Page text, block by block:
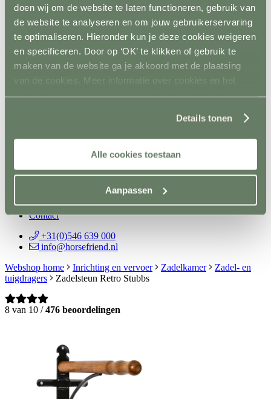
doen wij om de website te laten functioneren, gebruik van
de website te analyseren en om jouw gebruikerservaring
te optimaliseren. Hieronder kun je deze cookies weigeren
en specificeren. Door op ‘OK’ te klikken of gebruik te
maken van de website ga je akkoord met de plaatsing
van de cookies. Meer informatie over cookies en het
gebruik van persoonsgegevens door Horsefriend
Details tonen
Alle cookies toestaan
Aanpassen
Spelmateriaal
Hindernisopslag
Terug
Vaste opslag
Mobiele opslag
Vloer- en Wandsystemen
Stalvloer
Recoverystallen
Stap/draf molen
Trailer/vrachtwagen
Horsefloor gietvloer
Ontvetten / lijmen / Kitten
Sale
Contact
+31(0)546 639 000
info@horsefriend.nl
Webshop home
Inrichting en vervoer Zadelkamer
Zadel- en
tuigdragers
Zadelsteun Retro Stubbs
8 van 10 /476 beoordelingen